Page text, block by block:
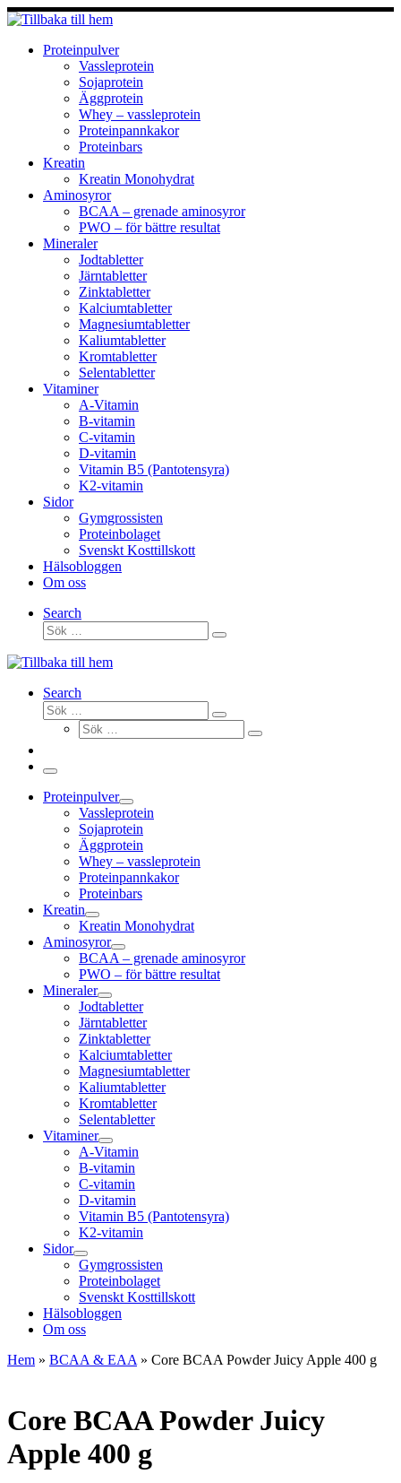
Hoppa
till
innehållProteinpulver
Vassleprotein
Sojaprotein
Äggprotein
Whey – vassleprotein
Proteinpannkakor
Proteinbars
Kreatin
Kreatin Monohydrat
Aminosyror
BCAA – grenade aminosyror
PWO – för bättre resultat
Mineraler
Jodtabletter
Järntabletter
Zinktabletter
Kalciumtabletter
Magnesiumtabletter
Kaliumtabletter
Kromtabletter
Selentabletter
Vitaminer
A-Vitamin
B-vitamin
C-vitamin
D-vitamin
Vitamin B5 (Pantotensyra)
K2-vitamin
Sidor
Gymgrossisten
Proteinbolaget
Svenskt Kosttillskott
Hälsobloggen
Om oss
Search
Sök
Sök
Search
Sök
Sök
Sök
Sök
Meny
Proteinpulver
Vassleprotein
Sojaprotein
Äggprotein
Whey – vassleprotein
Proteinpannkakor
Proteinbars
Kreatin
Kreatin Monohydrat
Aminosyror
BCAA – grenade aminosyror
PWO – för bättre resultat
Mineraler
Jodtabletter
Järntabletter
Zinktabletter
Kalciumtabletter
Magnesiumtabletter
Kaliumtabletter
Kromtabletter
Selentabletter
Vitaminer
A-Vitamin
B-vitamin
C-vitamin
D-vitamin
Vitamin B5 (Pantotensyra)
K2-vitamin
Sidor
Gymgrossisten
Proteinbolaget
Svenskt Kosttillskott
Hälsobloggen
Om oss
Hem » BCAA & EAA » Core BCAA Powder Juicy Apple 400 g
Core BCAA Powder Juicy
Apple 400 g